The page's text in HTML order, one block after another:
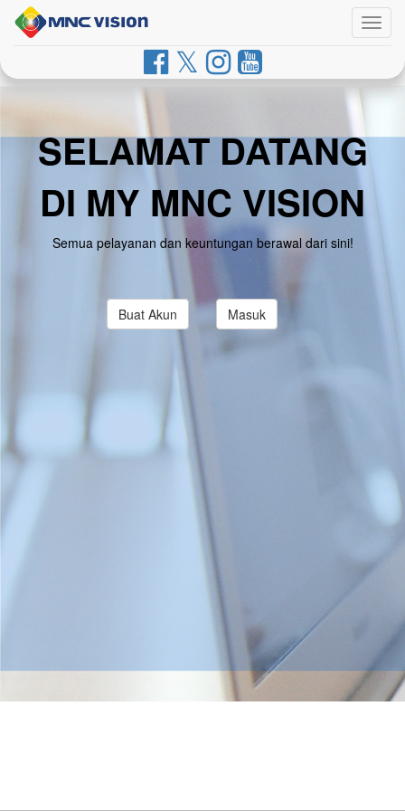
SELAMAT DATANG
DI MY MNC VISION
Semua pelayanan dan keuntungan berawal dari sini!
Buat Akun Masuk